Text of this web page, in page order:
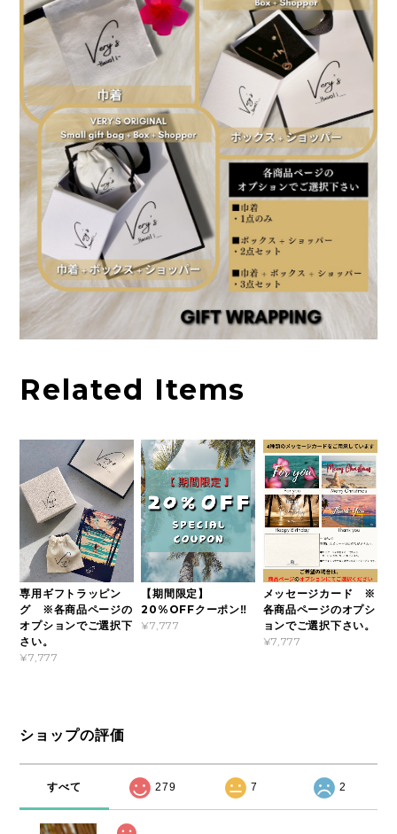
Related Items
専用ギフトラッピン
グ ※各商品ページの
オプションでご選択下
さい。
¥7,777
【期間限定】
20%OFFクーポン‼
¥7,777
メッセージカード ※
各商品ページのオプシ
ョンでご選択下さい。
¥7,777
ショップの評価
すべて 279 7 2